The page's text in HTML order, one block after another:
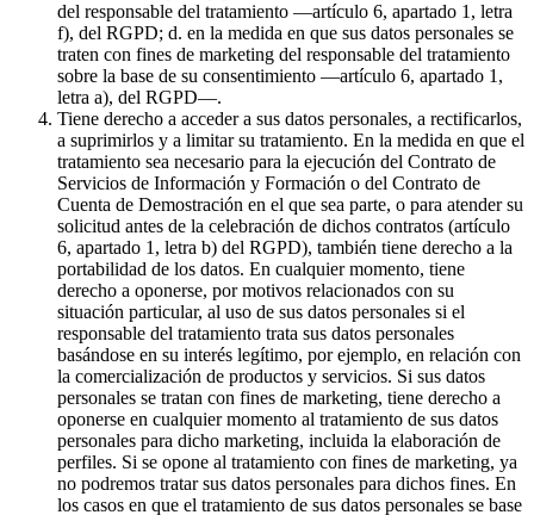
del responsable del tratamiento —artículo 6, apartado 1, letra
f), del RGPD; d. en la medida en que sus datos personales se
traten con fines de marketing del responsable del tratamiento
sobre la base de su consentimiento —artículo 6, apartado 1,
letra a), del RGPD—.
Tiene derecho a acceder a sus datos personales, a rectificarlos,
a suprimirlos y a limitar su tratamiento. En la medida en que el
tratamiento sea necesario para la ejecución del Contrato de
Servicios de Información y Formación o del Contrato de
Cuenta de Demostración en el que sea parte, o para atender su
solicitud antes de la celebración de dichos contratos (artículo
6, apartado 1, letra b) del RGPD), también tiene derecho a la
portabilidad de los datos. En cualquier momento, tiene
derecho a oponerse, por motivos relacionados con su
situación particular, al uso de sus datos personales si el
responsable del tratamiento trata sus datos personales
basándose en su interés legítimo, por ejemplo, en relación con
la comercialización de productos y servicios. Si sus datos
personales se tratan con fines de marketing, tiene derecho a
oponerse en cualquier momento al tratamiento de sus datos
personales para dicho marketing, incluida la elaboración de
perfiles. Si se opone al tratamiento con fines de marketing, ya
no podremos tratar sus datos personales para dichos fines. En
los casos en que el tratamiento de sus datos personales se base